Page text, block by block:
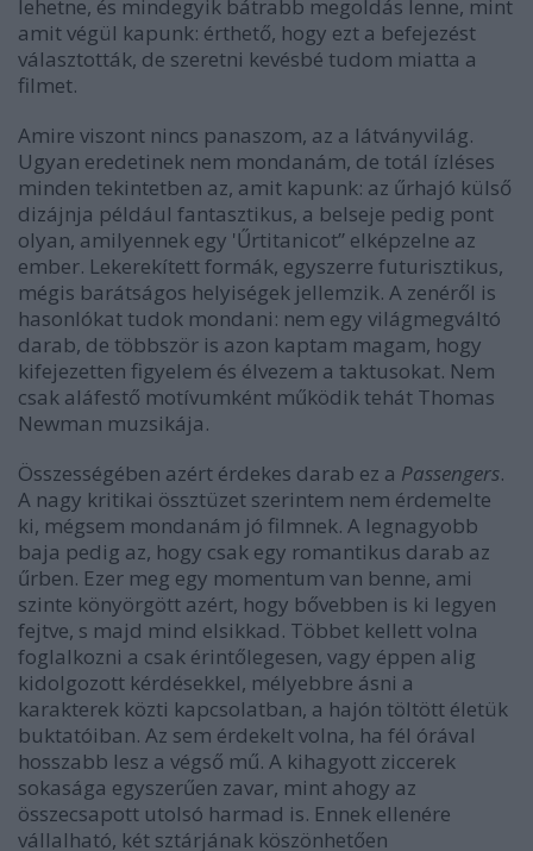
lehetne, és mindegyik bátrabb megoldás lenne, mint
amit végül kapunk: érthető, hogy ezt a befejezést
választották, de szeretni kevésbé tudom miatta a
filmet.
Amire viszont nincs panaszom, az a látványvilág.
Ugyan eredetinek nem mondanám, de totál ízléses
minden tekintetben az, amit kapunk: az űrhajó külső
dizájnja például fantasztikus, a belseje pedig pont
olyan, amilyennek egy 'Űrtitanicot” elképzelne az
ember. Lekerekített formák, egyszerre futurisztikus,
mégis barátságos helyiségek jellemzik. A zenéről is
hasonlókat tudok mondani: nem egy világmegváltó
darab, de többször is azon kaptam magam, hogy
kifejezetten figyelem és élvezem a taktusokat. Nem
csak aláfestő motívumként működik tehát Thomas
Newman muzsikája.
Összességében azért érdekes darab ez a Passengers.
A nagy kritikai össztüzet szerintem nem érdemelte
ki, mégsem mondanám jó filmnek. A legnagyobb
baja pedig az, hogy csak egy romantikus darab az
űrben. Ezer meg egy momentum van benne, ami
szinte könyörgött azért, hogy bővebben is ki legyen
fejtve, s majd mind elsikkad. Többet kellett volna
foglalkozni a csak érintőlegesen, vagy éppen alig
kidolgozott kérdésekkel, mélyebbre ásni a
karakterek közti kapcsolatban, a hajón töltött életük
buktatóiban. Az sem érdekelt volna, ha fél órával
hosszabb lesz a végső mű. A kihagyott ziccerek
sokasága egyszerűen zavar, mint ahogy az
összecsapott utolsó harmad is. Ennek ellenére
vállalható, két sztárjának köszönhetően